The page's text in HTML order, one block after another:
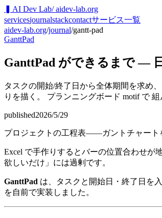
AI Dev Lab/ aidev-lab.org
servicesjournalstackcontactサービス一覧
aidev-lab.org/journal/gantt-pad
GanttPad
GanttPad ができるまで —
タスクの開始/終了日から全体期間を求め
りを描く。 プランニングボード motif で 組
published2026/5/29
プロジェクトの工程表——ガントチャート
Excel で手作りするとバーの位置合わせ
欲しいだけ」には過剰です。
GanttPad は、タスクと開始日・終了日を
を自前で実装しました。